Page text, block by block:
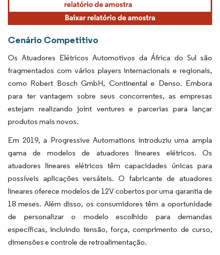
Cenário Competitivo
Os Atuadores Elétricos Automotivos da África do Sul são
fragmentados com vários players internacionais e regionais,
como Robert Bosch GmbH, Continental e Denso. Embora
para ter vantagem sobre seus concorrentes, as empresas
estejam realizando joint ventures e parcerias para lançar
produtos mais novos.
Em 2019, a Progressive Automations introduziu uma ampla
gama de modelos de atuadores lineares elétricos. Os
atuadores lineares elétricos têm capacidades únicas para
possíveis aplicações versáteis. O fabricante de atuadores
lineares oferece modelos de 12V cobertos por uma garantia de
18 meses. Além disso, os consumidores têm a oportunidade
de personalizar o modelo escolhido para demandas
específicas, incluindo tensão, força, comprimento de curso,
dimensões e controle de retroalimentação.